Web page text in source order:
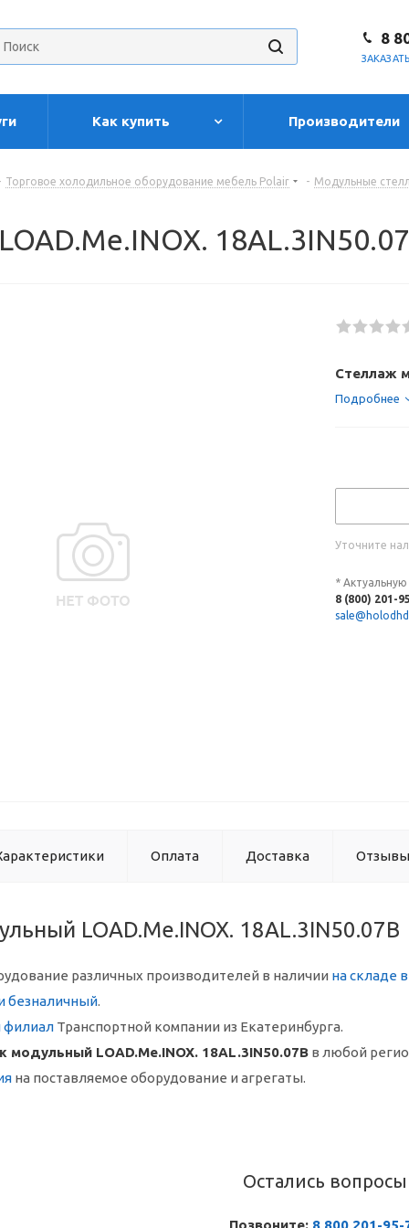
8
Как купить Производители
Торговое холодильное оборудование мебель Polair - Модульные
Стеллаж
Подробнее
Уточните
*
8 (800) 201-
Оплата Доставка Отзывы
LOAD.Me.INOX. 18AL.3IN50.07B
различных производителей в наличии на складе
безналичный.
филиал Транспортной компании из Екатеринбурга.
модульный LOAD.Me.INOX. 18AL.3IN50.07B в любой
на поставляемое оборудование и агрегаты.
Остались вопросы
Позвоните: 8 800 201-95-